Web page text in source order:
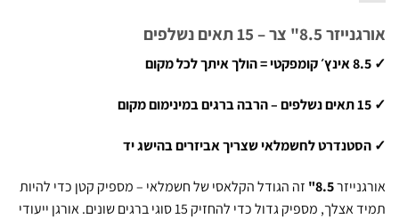
צר – 15 תאים נשלפים
לחשמלאי שצריך אביזרים בהישג יד
8.5" זה הגודל הקלאסי של חשמלאי – מספיק קטן כדי להיות
תמיד אצלך, מספיק גדול כדי להחזיק 15 סוגי ברגים שונים. אורגן ייעודי